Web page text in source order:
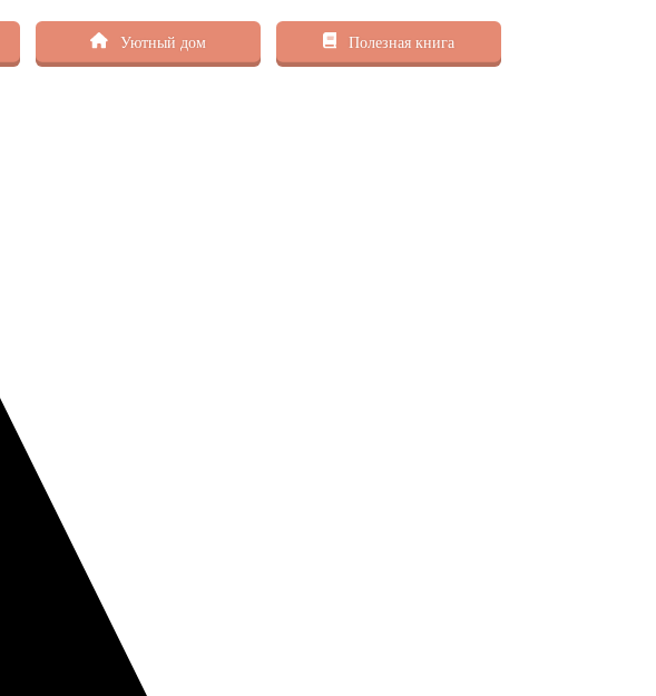
Уютный дом Полезная книга